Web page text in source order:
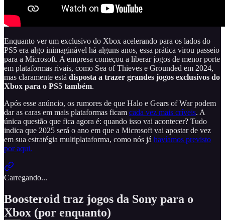
Enquanto ver um exclusivo do Xbox acelerando para os lados do
PS5 era algo inimaginável há alguns anos, essa prática virou passeio
para a Microsoft. A empresa começou a liberar jogos de menor porte
em plataformas rivais, como Sea of Thieves e Grounded em 2024,
mas claramente está disposta a trazer grandes jogos exclusivos do
Xbox para o PS5 também.
Após esse anúncio, os rumores de que Halo e Gears of War podem
dar as caras em mais plataformas ficam cada vez mais críveis. A
única questão que fica agora é: quando isso vai acontecer? Tudo
indica que 2025 será o ano em que a Microsoft vai apostar de vez
em sua estratégia multiplataforma, como nós já havíamos previsto
por aqui.
Carregando...
Boosteroid traz jogos da Sony para o
Xbox (por enquanto)